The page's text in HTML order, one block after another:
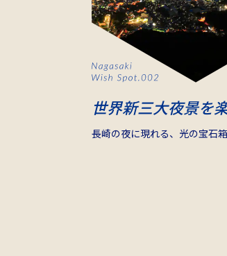
世界新三大夜景を
長崎の夜に現れる、光の宝石箱